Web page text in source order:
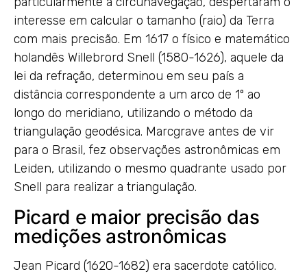
interesse em calcular o tamanho (raio) da Terra
com mais precisão. Em 1617 o físico e matemático
holandês Willebrord Snell (1580-1626), aquele da
lei da refração, determinou em seu país a
distância correspondente a um arco de 1º ao
longo do meridiano, utilizando o método da
triangulação geodésica. Marcgrave antes de vir
para o Brasil, fez observações astronômicas em
Leiden, utilizando o mesmo quadrante usado por
Snell para realizar a triangulação.
Picard e maior precisão das
medições astronômicas
Jean Picard (1620-1682) era sacerdote católico.